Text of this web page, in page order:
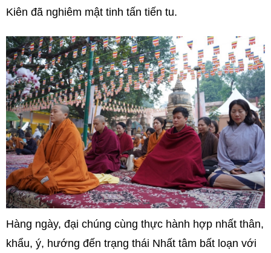
Kiên đã nghiêm mật tinh tấn tiến tu.
Hàng ngày, đại chúng cùng thực hành hợp nhất thân,
khẩu, ý, hướng đến trạng thái Nhất tâm bất loạn với